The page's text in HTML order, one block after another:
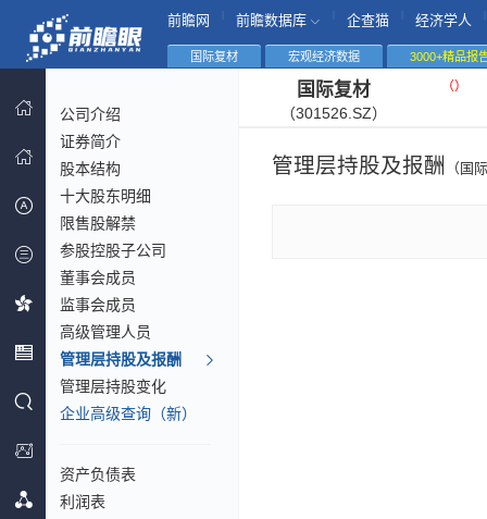
前瞻网 前瞻数据库 企查猫 经济学人
国际复材 宏观经济数据 3000+精品报
公司介绍
证券简介
股本结构
十大股东明细
限售股解禁
参股控股子公司
董事会成员
监事会成员
高级管理人员
管理层持股及报酬
管理层持股变化
企业高级查询（新）
资产负债表
利润表
国际复材
（301526.SZ）
（）
管理层持股及报酬 （国